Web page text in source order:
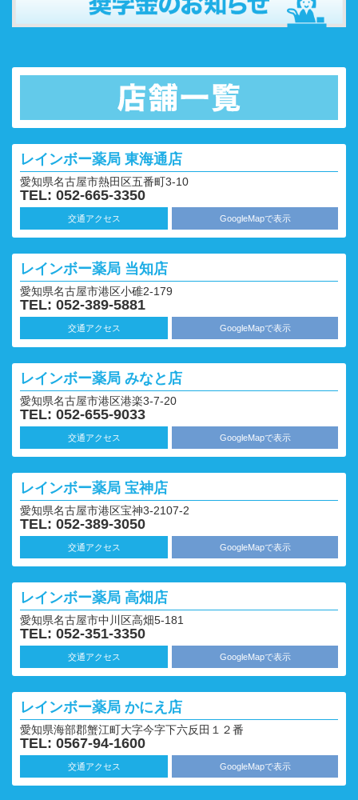
レインボー薬局 東海通店
愛知県名古屋市熱田区五番町3-10
TEL: 052-665-3350
交通アクセス GoogleMapで表示
レインボー薬局 当知店
愛知県名古屋市港区小碓2-179
TEL: 052-389-5881
交通アクセス GoogleMapで表示
レインボー薬局 みなと店
愛知県名古屋市港区港楽3-7-20
TEL: 052-655-9033
交通アクセス GoogleMapで表示
レインボー薬局 宝神店
愛知県名古屋市港区宝神3-2107-2
TEL: 052-389-3050
交通アクセス GoogleMapで表示
レインボー薬局 高畑店
愛知県名古屋市中川区高畑5-181
TEL: 052-351-3350
交通アクセス GoogleMapで表示
レインボー薬局 かにえ店
愛知県海部郡蟹江町大字今字下六反田１２番
TEL: 0567-94-1600
交通アクセス GoogleMapで表示